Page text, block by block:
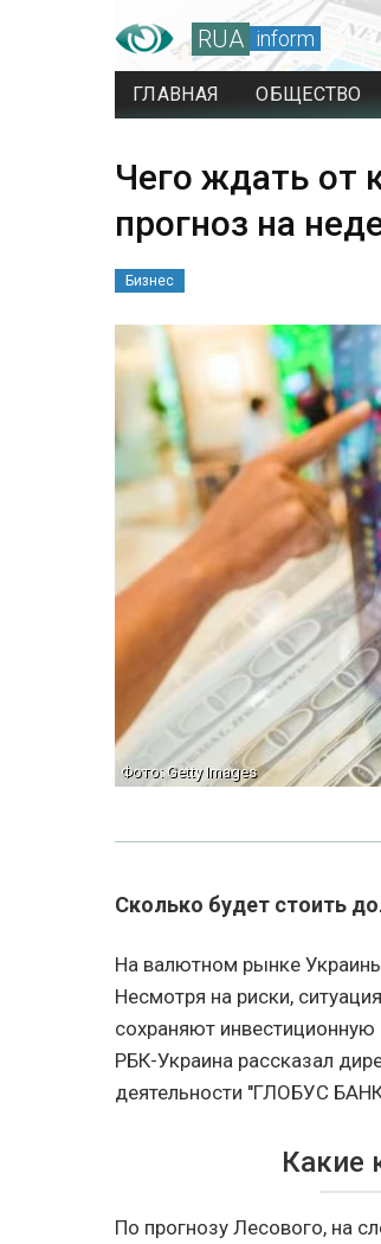
RUA inform
ГЛАВНАЯ ОБЩЕСТВО
Чего ждать от
прогноз на
Бизнес
Фото: Getty Images
Сколько будет стоить
На валютном рынке
Несмотря на риски,
сохраняют
РБК-Украина рассказал
деятельности ''ГЛОБУС
Какие
По прогнозу Лесового, на